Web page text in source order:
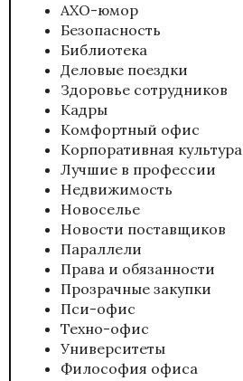
АХО-юмор
Безопасность
Библиотека
Деловые поездки
Здоровье сотрудников
Кадры
Комфортный офис
Корпоративная культура
Лучшие в профессии
Недвижимость
Новоселье
Новости поставщиков
Параллели
Права и обязанности
Прозрачные закупки
Пси-офис
Техно-офис
Университеты
Философия офиса